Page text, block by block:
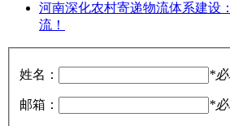
河南深化农村寄递物流体系建设
流！
姓名： *
邮箱： *